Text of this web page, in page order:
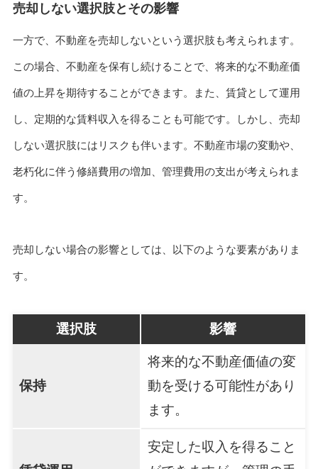
売却しない選択肢とその影響
一方で、不動産を売却しないという選択肢も考えられます。
この場合、不動産を保有し続けることで、将来的な不動産価
値の上昇を期待することができます。また、賃貸として運用
し、定期的な賃料収入を得ることも可能です。しかし、売却
しない選択肢にはリスクも伴います。不動産市場の変動や、
老朽化に伴う修繕費用の増加、管理費用の支出が考えられま
す。
売却しない場合の影響としては、以下のような要素がありま
す。
選択肢 影響
保持
将来的な不動産価値の変
動を受ける可能性があり
ます。
安定した収入を得ること